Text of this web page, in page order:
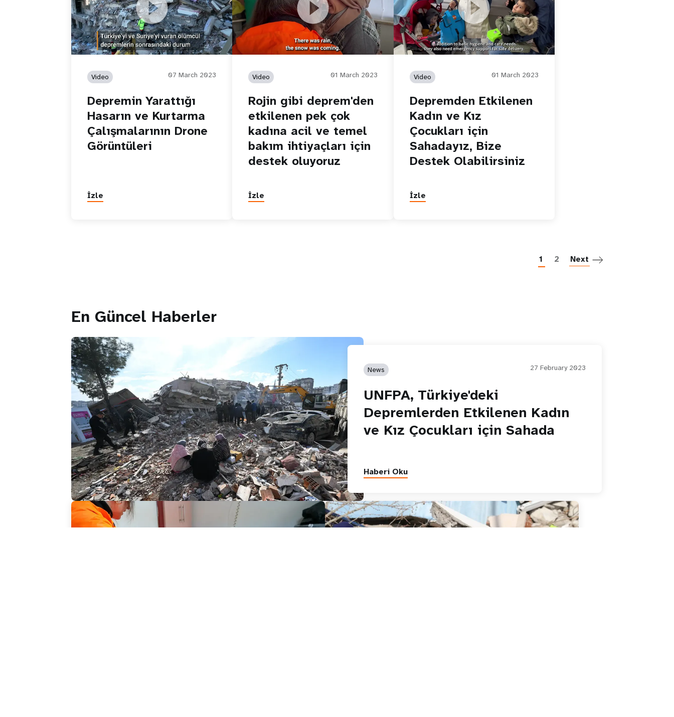
Depremin Yarattığı Hasarın ve
Kurtarma Çalışmalarının Drone
Görüntüleri
Video 07 March 2023
Depremin Yarattığı
Hasarın ve Kurtarma
Çalışmalarının Drone
Görüntüleri
İzle
Rojin gibi deprem'den etkilenen pek çok
kadına acil ve temel bakım ihtiyaçları
için destek oluyoruz
Video 01 March 2023
Rojin gibi deprem'den
etkilenen pek çok
kadına acil ve temel
bakım ihtiyaçları için
destek oluyoruz
İzle
Depremden Etkilenen Kadın ve Kız
Çocukları için Sahadayız, Bize Destek
Olabilirsiniz
Video 01 March 2023
Depremden Etkilenen
Kadın ve Kız
Çocukları için
Sahadayız, Bize
Destek Olabilirsiniz
İzle
1 2 Next
En Güncel Haberler
News 27 February 2023
UNFPA, Türkiye'deki
Depremlerden Etkilenen Kadın
ve Kız Çocukları için Sahada
Haberi Oku